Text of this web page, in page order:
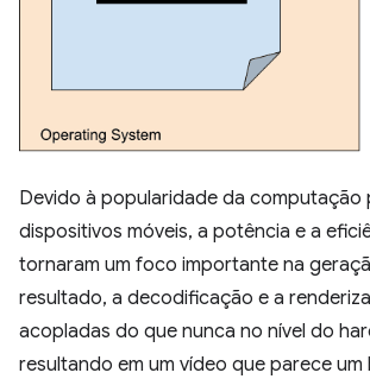
Devido à popularidade da computação
dispositivos móveis, a potência e a
tornaram um foco importante na
resultado, a decodificação e a
acopladas do que nunca no nível do
resultando em um vídeo que parece